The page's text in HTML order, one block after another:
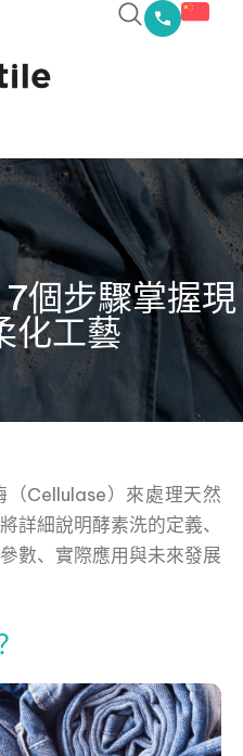
個步驟掌握現
化工藝
Cellulase）來處理天然
詳細說明酵素洗的定義、
數、實際應用與未來發展